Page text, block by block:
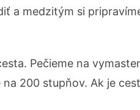
a medzitým si
Pečieme na
200 stupňov. Ak je